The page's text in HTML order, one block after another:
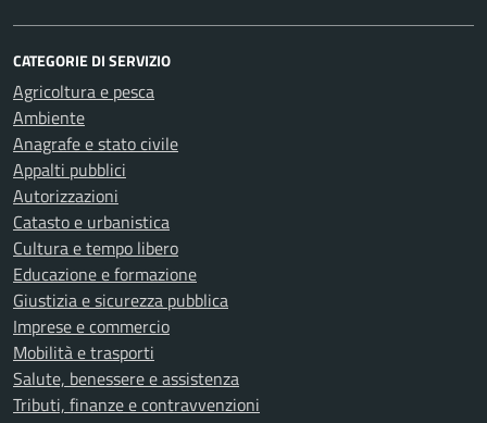
CATEGORIE DI SERVIZIO
Agricoltura e pesca
Ambiente
Anagrafe e stato civile
Appalti pubblici
Autorizzazioni
Catasto e urbanistica
Cultura e tempo libero
Educazione e formazione
Giustizia e sicurezza pubblica
Imprese e commercio
Mobilità e trasporti
Salute, benessere e assistenza
Tributi, finanze e contravvenzioni